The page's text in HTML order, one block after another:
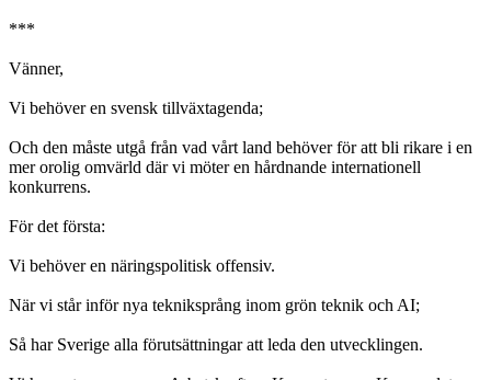
***
Vänner,
Vi behöver en svensk tillväxtagenda;
Och den måste utgå från vad vårt land behöver för att bli rikare i en
mer orolig omvärld där vi möter en hårdnande internationell
konkurrens.
För det första:
Vi behöver en näringspolitisk offensiv.
När vi står inför nya tekniksprång inom grön teknik och AI;
Så har Sverige alla förutsättningar att leda den utvecklingen.